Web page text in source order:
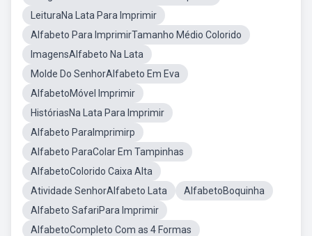
LeituraNa Lata Para Imprimir
Alfabeto Para ImprimirTamanho Médio Colorido
ImagensAlfabeto Na Lata
Molde Do SenhorAlfabeto Em Eva
AlfabetoMóvel Imprimir
HistóriasNa Lata Para Imprimir
Alfabeto ParaImprimirp
Alfabeto ParaColar Em Tampinhas
AlfabetoColorido Caixa Alta
Atividade SenhorAlfabeto Lata
AlfabetoBoquinha
Alfabeto SafariPara Imprimir
AlfabetoCompleto Com as 4 Formas